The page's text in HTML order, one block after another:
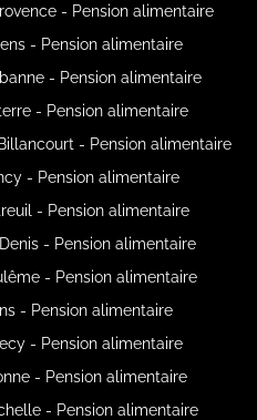
- Pension alimentaire
- Pension alimentaire
- Pension alimentaire
- Pension alimentaire
- Pension alimentaire
- Pension alimentaire
- Pension alimentaire
- Pension alimentaire
- Pension alimentaire
- Pension alimentaire
- Pension alimentaire
- Pension alimentaire
- Pension alimentaire